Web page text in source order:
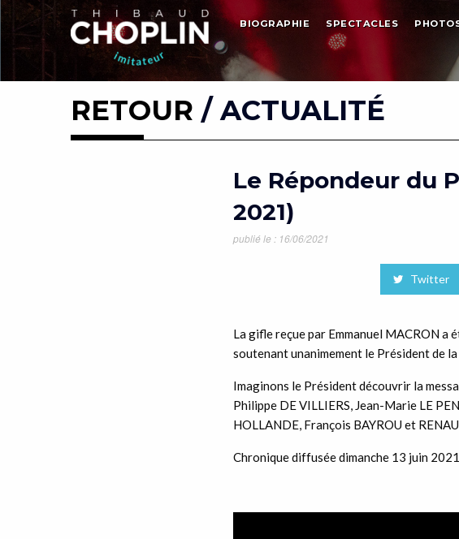
BIOGRAPHIE SPECTACLES
RETOUR / ACTUALITÉ
Le Répondeur du
2021)
publié le : 16/06/2021
Twitter
La gifle reçue par Emmanuel MACRON a
soutenant unanimement le Président de
Imaginons le Président découvrir la
Philippe DE VILLIERS, Jean-Marie LE
HOLLANDE, François BAYROU et
Chronique diffusée dimanche 13 juin